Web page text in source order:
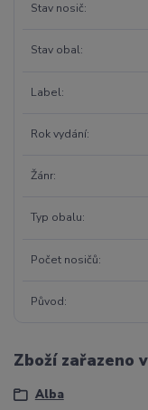
Stav nosič
Stav obal
Label
Rok vydání
Žánr
Typ obalu
Počet nosičů
Původ
Zboží zařazeno
Alba